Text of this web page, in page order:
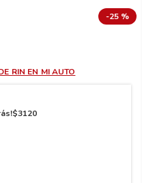
-25 %
RIN EN MI AUTO
$3120